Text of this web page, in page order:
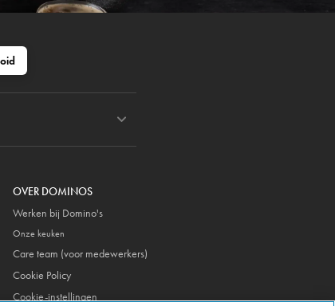
OVER DOMINOS
Werken bij Domino's
Onze keuken
Care team (voor medewerkers)
Cookie Policy
Cookie-instellingen